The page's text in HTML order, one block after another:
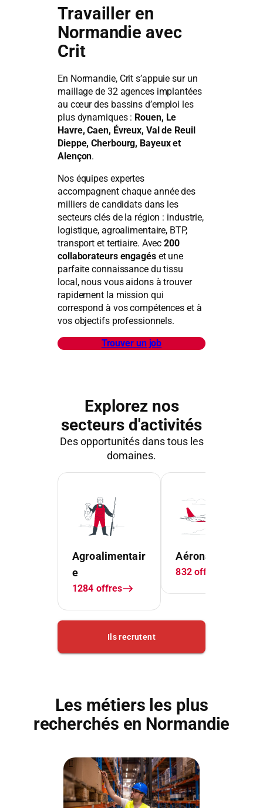
Travailler en
Normandie avec
Crit
En Normandie, Crit s’appuie sur un
maillage de 32 agences implantées
au cœur des bassins d’emploi les
plus dynamiques : Rouen, Le
Havre, Caen, Évreux, Val de Reuil
Dieppe, Cherbourg, Bayeux et
Alençon.
Nos équipes expertes
accompagnent chaque année des
milliers de candidats dans les
secteurs clés de la région : industrie,
logistique, agroalimentaire, BTP,
transport et tertiaire. Avec200
collaborateurs engagéset une
parfaite connaissance du tissu
local, nous vous aidons à trouver
rapidement la mission qui
correspond à vos compétences et à
vos objectifs professionnels.
Trouver un job
Les métiers les plus
recherchés en Normandie